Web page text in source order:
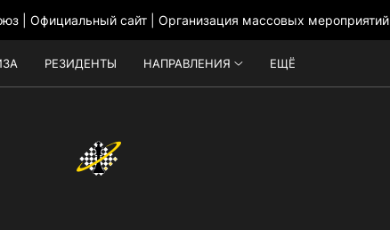
РЕЗИДЕНТЫ НАПРАВЛЕНИЯ ЕЩЁ
| Официальный сайт | Организация массовых мероприятий